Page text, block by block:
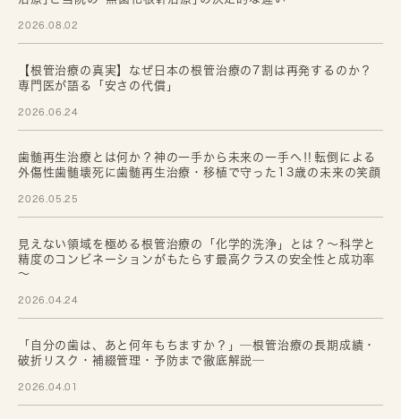
2026.08.02
【根管治療の真実】なぜ日本の根管治療の7割は再発するのか？
専門医が語る「安さの代償」
2026.06.24
歯髄再生治療とは何か？神の一手から未来の一手へ‼転倒による
外傷性歯髄壊死に歯髄再生治療・移植で守った13歳の未来の笑顔
2026.05.25
見えない領域を極める根管治療の「化学的洗浄」とは？～科学と
精度のコンビネーションがもたらす最高クラスの安全性と成功率
～
2026.04.24
「自分の歯は、あと何年もちますか？」─根管治療の長期成績・
破折リスク・補綴管理・予防まで徹底解説─
2026.04.01